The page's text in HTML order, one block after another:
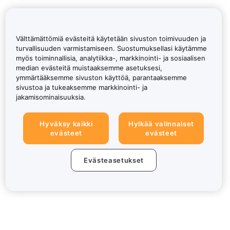
Välttämättömiä evästeitä käytetään sivuston toimivuuden ja
turvallisuuden varmistamiseen. Suostumuksellasi käytämme
myös toiminnallisia, analytiikka-, markkinointi- ja sosiaalisen
median evästeitä muistaaksemme asetuksesi,
ymmärtääksemme sivuston käyttöä, parantaaksemme
sivustoa ja tukeaksemme markkinointi- ja
jakamisominaisuuksia.
Hyväksy kaikki
evästeet
Hylkää valinnaiset
evästeet
Evästeasetukset